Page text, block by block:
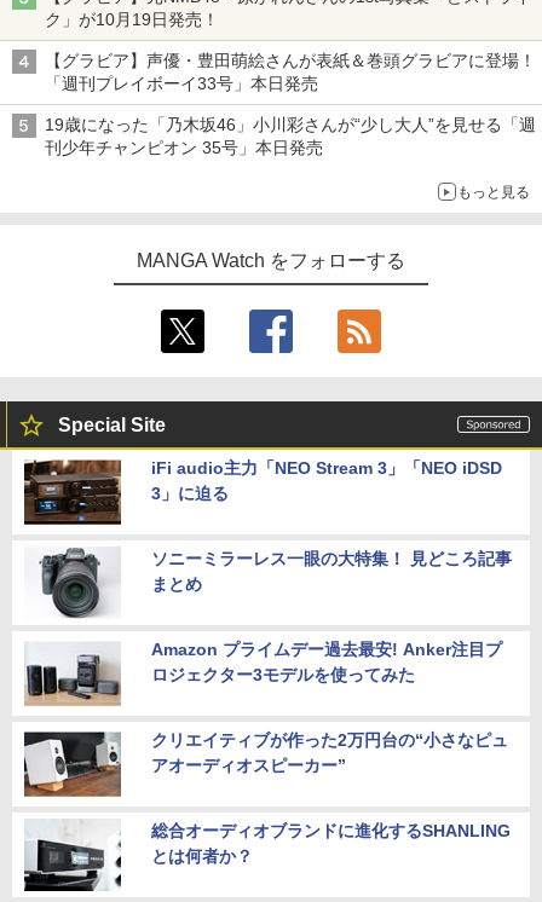
ク」が10月19日発売！
【グラビア】声優・豊田萌絵さんが表紙＆巻頭グラビアに登場！
「週刊プレイボーイ33号」本日発売
19歳になった「乃木坂46」小川彩さんが“少し大人”を見せる「週
刊少年チャンピオン 35号」本日発売
もっと見る
MANGA Watch をフォローする
Special Site
iFi audio主力「NEO Stream 3」「NEO iDSD
3」に迫る
ソニーミラーレス一眼の大特集！ 見どころ記事
まとめ
Amazon プライムデー過去最安! Anker注目プ
ロジェクター3モデルを使ってみた
クリエイティブが作った2万円台の“小さなピュ
アオーディオスピーカー”
総合オーディオブランドに進化するSHANLING
とは何者か？